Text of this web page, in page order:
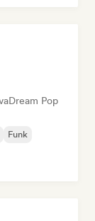
Dream Pop
Funk